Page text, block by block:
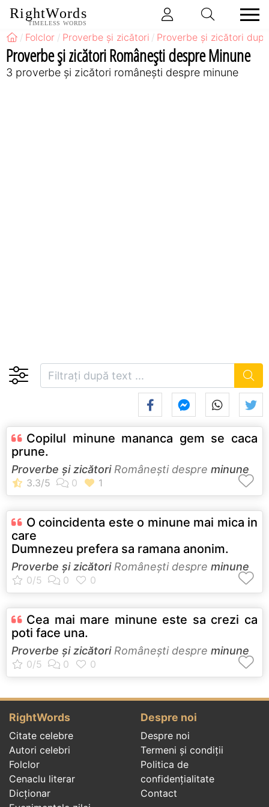
RightWords
TIMELESS WORDS
Folclor Proverbe și zicători Proverbe și zicători
Proverbe și zicători Româneşti despre Minune
3 proverbe și zicători româneşti despre minune
Copilul minune mananca gem se caca
prune.
Proverbe și zicătoriRomâneşti despre minune
O coincidenta este o minune mai mica in
care
Dumnezeu prefera sa ramana anonim.
Proverbe și zicătoriRomâneşti despre minune
Cea mai mare minune este sa crezi ca
poti face una.
Proverbe și zicătoriRomâneşti despre minune
RightWords
Citate celebre
Autori celebri
Folclor
Cenaclu literar
Dicționar
Despre noi
Despre noi
Termeni și condiții
Politica de
confidenţialitate
Contact